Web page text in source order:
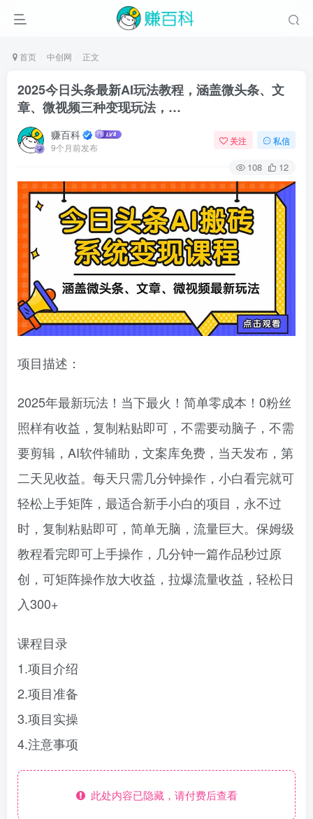
首页 中创网 正文
2025今日头条最新AI玩法教程，涵盖微头条、文
章、微视频三种变现玩法，…
赚百科
9个月前发布
关注 私信
108 12
项目描述：
2025年最新玩法！当下最火！简单零成本！0粉丝
照样有收益，复制粘贴即可，不需要动脑子，不需
要剪辑，AI软件辅助，文案库免费，当天发布，第
二天见收益。每天只需几分钟操作，小白看完就可
轻松上手矩阵，最适合新手小白的项目，永不过
时，复制粘贴即可，简单无脑，流量巨大。保姆级
教程看完即可上手操作，几分钟一篇作品秒过原
创，可矩阵操作放大收益，拉爆流量收益，轻松日
入300+
课程目录
1.项目介绍
2.项目准备
3.项目实操
4.注意事项
此处内容已隐藏，请付费后查看